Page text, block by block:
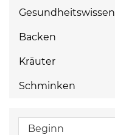
Gesundheitswissen
Backen
Kräuter
Schminken
Beginn